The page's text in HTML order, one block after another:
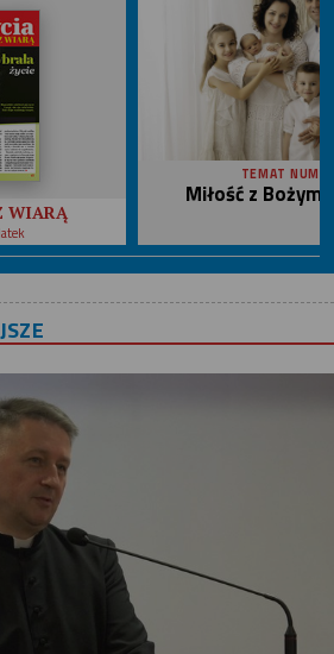
WIARĄ
TEMAT
Miłość z